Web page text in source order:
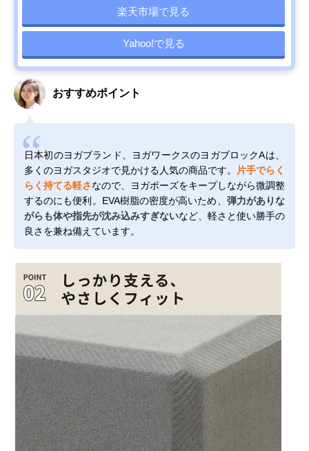
楽天市場で見る
Yahoo!で見る
おすすめポイント
日本初のヨガブランド、ヨガワークスのヨガブロックAは、
多くのヨガスタジオで見かける人気の商品です。
片手でらく
らく持てる軽さなので、ヨガポーズをキープしながら微調整
するのにも便利。EVA樹脂の密度が高いため、 弾力がありな
がらも体や指先が沈み込みすぎないなど、軽さと使い勝手の
良さを兼ね備えています。